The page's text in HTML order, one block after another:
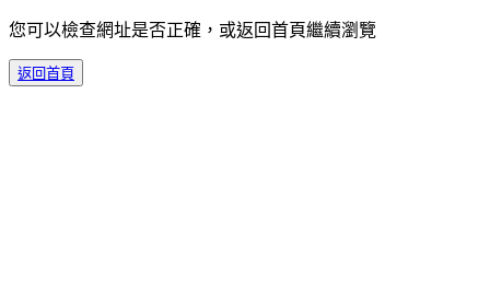
您可以檢查網址是否正確，或返回首頁繼續瀏覽
返回首頁